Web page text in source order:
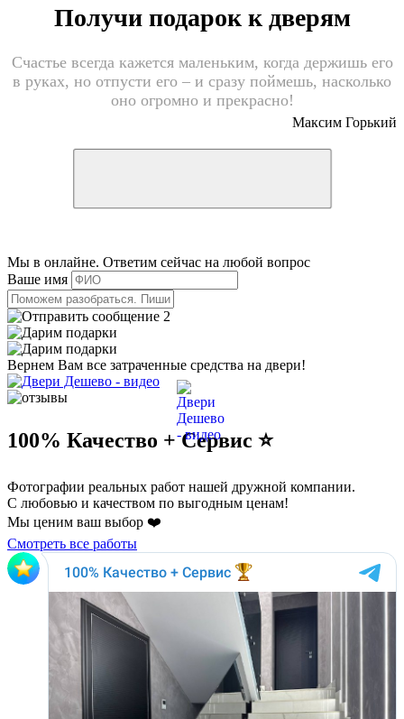
Получи подарок к дверям
Счастье всегда кажется маленьким, когда держишь его
в руках, но отпусти его – и сразу поймешь, насколько
оно огромно и прекрасно!
Максим Горький
Мы в онлайне. Ответим сейчас на любой вопрос
Ваше имя
2
Вернем Вам все затраченные средства на двери!
100% Качество + Сервис ⭐️
Фотографии реальных работ нашей дружной компании.
С любовью и качеством по выгодным ценам!
Мы ценим ваш выбор ❤️
Смотреть все работы